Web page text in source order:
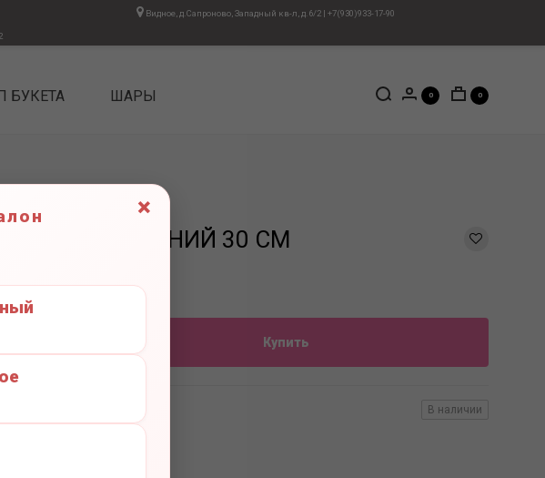
×
БУКЕТА ШАРЫ
Видное, д.Сапроново, Западный кв-л, д.6/2 |+7(930)933-17-90
0 0
ЛАТЕКС СИНИЙ 30 СМ
200₽
Купить
В наличии